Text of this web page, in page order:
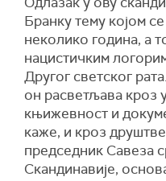
Бранку тему којом
неколико година, а
нацистичким
Другог светског
он расветљава кроз
књижевност и
каже, и кроз
председник Савеза
Скандинавије,